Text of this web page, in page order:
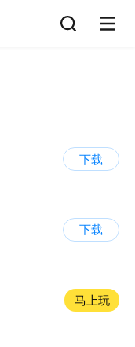
下载
下载
马上玩